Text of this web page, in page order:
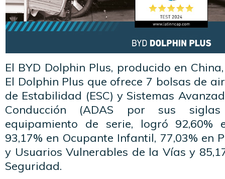
El BYD Dolphin Plus, producido en
El Dolphin Plus que ofrece 7 bolsas de
de Estabilidad (ESC) y Sistemas
Conducción (ADAS por sus
equipamiento de serie, logró 92,60%
93,17% en Ocupante Infantil, 77,03% en
y Usuarios Vulnerables de la Vías y
Seguridad.